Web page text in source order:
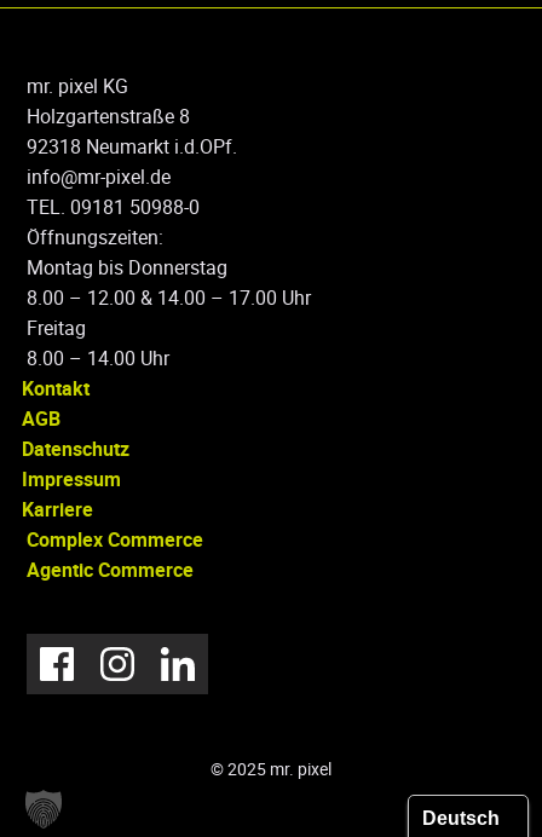
mr. pixel KG
Holzgartenstraße 8
92318 Neumarkt i.d.OPf.
info@mr-pixel.de
TEL. 09181 50988-0
Öffnungszeiten:
Montag bis Donnerstag
8.00 – 12.00 & 14.00 – 17.00 Uhr
Freitag
8.00 – 14.00 Uhr
Kontakt
AGB
Datenschutz
Impressum
Karriere
Complex Commerce
Agentic Commerce
© 2025 mr. pixel